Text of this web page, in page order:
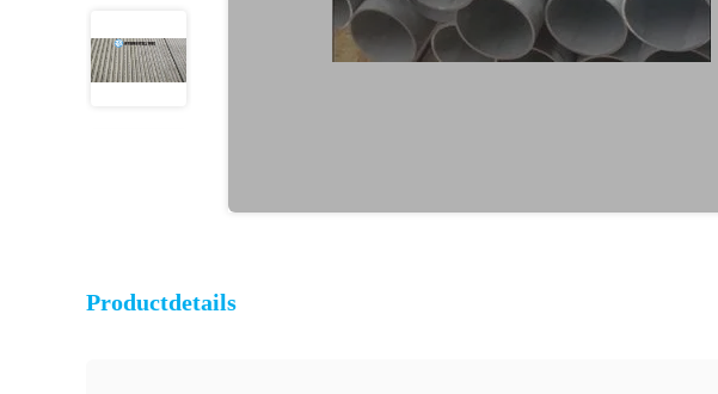
Productdetails